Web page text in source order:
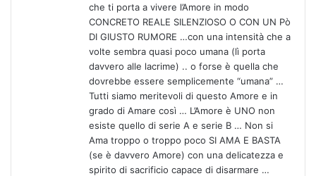
che ti porta a vivere l’Amore in modo
CONCRETO REALE SILENZIOSO O CON UN Pò
DI GIUSTO RUMORE …con una intensità che a
volte sembra quasi poco umana (lì porta
davvero alle lacrime) .. o forse è quella che
dovrebbe essere semplicemente “umana” …
Tutti siamo meritevoli di questo Amore e in
grado di Amare così … L’Amore è UNO non
esiste quello di serie A e serie B … Non si
Ama troppo o troppo poco SI AMA E BASTA
(se è davvero Amore) con una delicatezza e
spirito di sacrificio capace di disarmare …